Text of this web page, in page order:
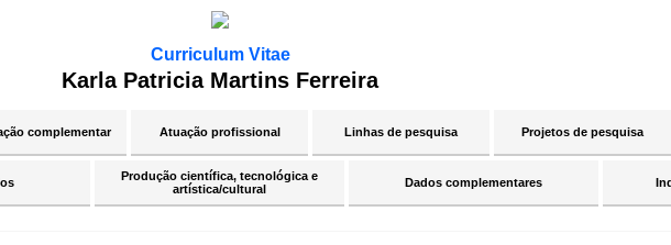
Curriculum Vitae
Karla Patricia Martins Ferreira
complementar Atuação profissional Linhas de pesquisa Projetos de pesquisa
Produção científica, tecnológica e
artística/cultural
Dados complementares